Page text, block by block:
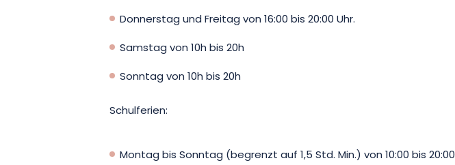
Donnerstag und Freitag von 16:00 bis 20:00 Uhr.
Samstag von 10h bis 20h
Sonntag von 10h bis 20h
Schulferien:
Montag bis Sonntag (begrenzt auf 1,5 Std. Min.) von 10:00 bis 20:00